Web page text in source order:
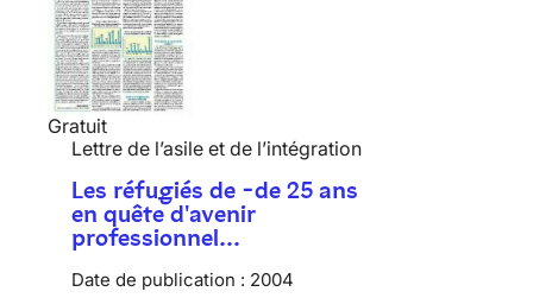
Gratuit
Lettre de l’asile et de l’intégration
Les réfugiés de -de 25 ans
en quête d'avenir
professionnel…
Date de publication : 2004